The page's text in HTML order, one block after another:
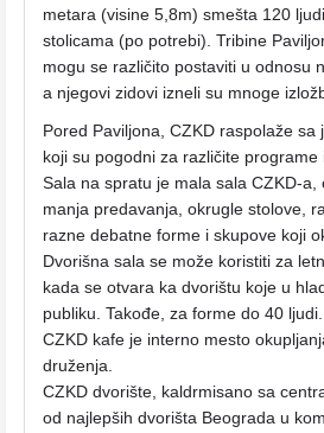
metara (visine 5,8m) smešta 120
stolicama (po potrebi). Tribine
mogu se različito postaviti u odnosu
a njegovi zidovi izneli su mnoge
Pored Paviljona, CZKD raspolaže sa
koji su pogodni za različite programe
Sala na spratu je mala sala CZKD-a,
manja predavanja, okrugle stolove,
razne debatne forme i skupove koji
Dvorišna sala se može koristiti za
kada se otvara ka dvorištu koje u
publiku. Takođe, za forme do 40 ljudi.
CZKD kafe je interno mesto
druženja.
CZKD dvorište, kaldrmisano sa
od najlepših dvorišta Beograda u